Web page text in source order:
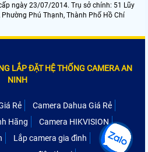
ngày 23/07/2014. Trụ sở chính: 51 Lũy
Phường Phú Thạnh, Thành Phố Hồ Chí
LẮP ĐẶT HỆ THỐNG CAMERA AN
NINH
Rẻ
Camera Dahua Giá Rẻ
Hãng
Camera HIKVISION
Lắp camera gia đình